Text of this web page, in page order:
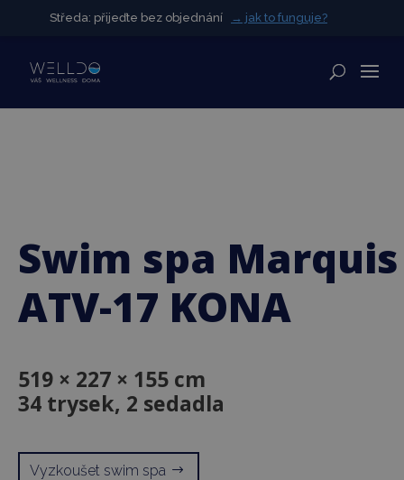
Swim spa Marquis
ATV-17 KONA
519 × 227 × 155 cm
34 trysek, 2 sedadla
Vyzkoušet swim spa
Středa: přijeďte bez objednání → jak to funguje?
Středa: přijeďte bez objednání → jak to funguje?